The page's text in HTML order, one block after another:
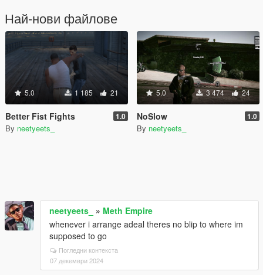
Най-нови файлове
5.0 1 185 21
Better Fist Fights 1.0
By neetyeets_
5.0 3 474 24
NoSlow 1.0
By neetyeets_
neetyeets_ » Meth Empire
whenever i arrange adeal theres no blip to where im
supposed to go
Погледни контекста
07 декември 2024